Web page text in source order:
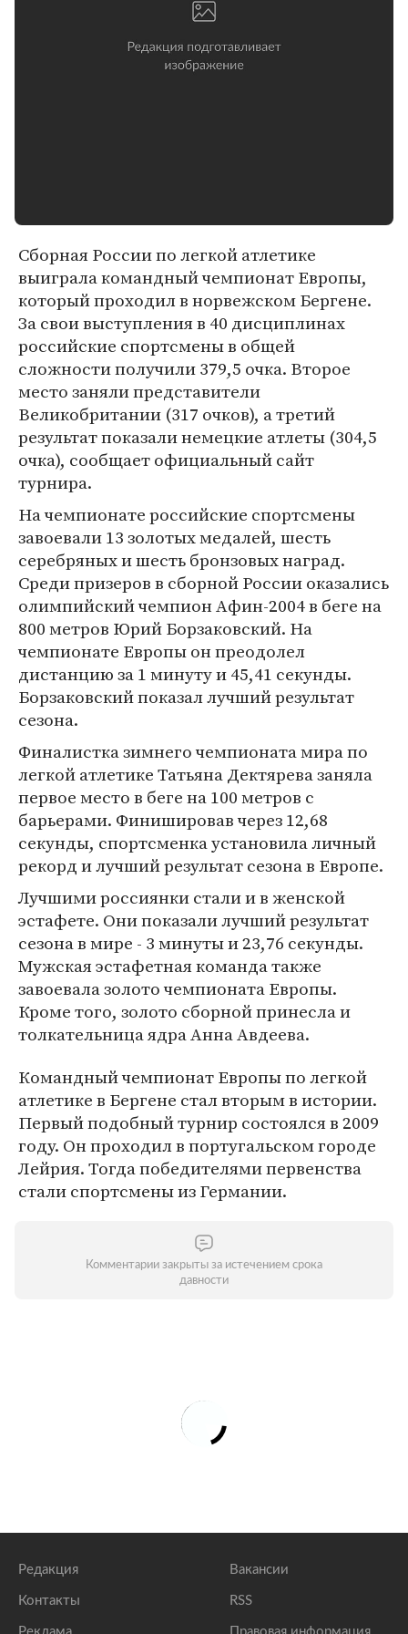
Сборная России по легкой атлетике
выиграла командный чемпионат Европы,
который проходил в норвежском Бергене.
За свои выступления в 40 дисциплинах
российские спортсмены в общей
сложности получили 379,5 очка. Второе
место заняли представители
Великобритании (317 очков), а третий
результат показали немецкие атлеты (304,5
очка), сообщает официальный сайт
турнира.
На чемпионате российские спортсмены
завоевали 13 золотых медалей, шесть
серебряных и шесть бронзовых наград.
Среди призеров в сборной России оказались
олимпийский чемпион Афин-2004 в беге на
800 метров Юрий Борзаковский. На
чемпионате Европы он преодолел
дистанцию за 1 минуту и 45,41 секунды.
Борзаковский показал лучший результат
сезона.
Финалистка зимнего чемпионата мира по
легкой атлетике Татьяна Дектярева заняла
первое место в беге на 100 метров с
барьерами. Финишировав через 12,68
секунды, спортсменка установила личный
рекорд и лучший результат сезона в Европе.
Лучшими россиянки стали и в женской
эстафете. Они показали лучший результат
сезона в мире - 3 минуты и 23,76 секунды.
Мужская эстафетная команда также
завоевала золото чемпионата Европы.
Кроме того, золото сборной принесла и
толкательница ядра Анна Авдеева.
Командный чемпионат Европы по легкой
атлетике в Бергене стал вторым в истории.
Первый подобный турнир состоялся в 2009
году. Он проходил в португальском городе
Лейрия. Тогда победителями первенства
стали спортсмены из Германии.
Комментарии закрыты за истечением срока
давности
Редакция
Контакты
Вакансии
RSS